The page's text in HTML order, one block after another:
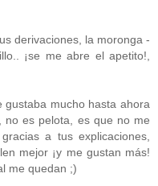
derivaciones, la moronga -
¡se me abre el apetito!,
mucho hasta ahora
es pelota, es que no me
a tus explicaciones,
mejor ¡y me gustan más!
me quedan ;)